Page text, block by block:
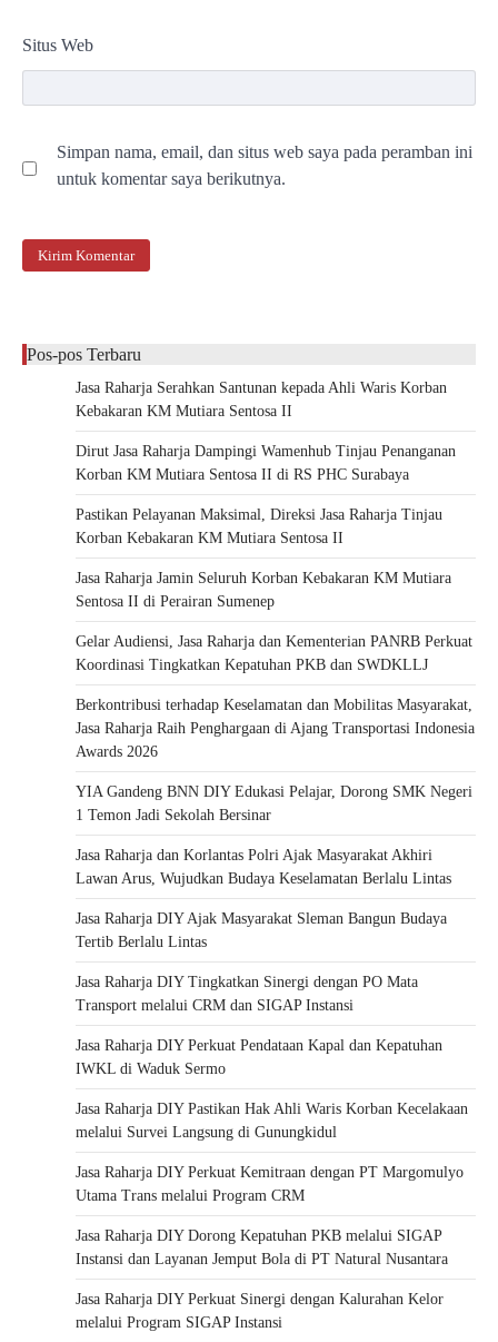
Situs Web
Simpan nama, email, dan situs web saya pada peramban ini
untuk komentar saya berikutnya.
Pos-pos Terbaru
Jasa Raharja Serahkan Santunan kepada Ahli Waris Korban
Kebakaran KM Mutiara Sentosa II
Dirut Jasa Raharja Dampingi Wamenhub Tinjau Penanganan
Korban KM Mutiara Sentosa II di RS PHC Surabaya
Pastikan Pelayanan Maksimal, Direksi Jasa Raharja Tinjau
Korban Kebakaran KM Mutiara Sentosa II
Jasa Raharja Jamin Seluruh Korban Kebakaran KM Mutiara
Sentosa II di Perairan Sumenep
Gelar Audiensi, Jasa Raharja dan Kementerian PANRB Perkuat
Koordinasi Tingkatkan Kepatuhan PKB dan SWDKLLJ
Berkontribusi terhadap Keselamatan dan Mobilitas Masyarakat,
Jasa Raharja Raih Penghargaan di Ajang Transportasi Indonesia
Awards 2026
YIA Gandeng BNN DIY Edukasi Pelajar, Dorong SMK Negeri
1 Temon Jadi Sekolah Bersinar
Jasa Raharja dan Korlantas Polri Ajak Masyarakat Akhiri
Lawan Arus, Wujudkan Budaya Keselamatan Berlalu Lintas
Jasa Raharja DIY Ajak Masyarakat Sleman Bangun Budaya
Tertib Berlalu Lintas
Jasa Raharja DIY Tingkatkan Sinergi dengan PO Mata
Transport melalui CRM dan SIGAP Instansi
Jasa Raharja DIY Perkuat Pendataan Kapal dan Kepatuhan
IWKL di Waduk Sermo
Jasa Raharja DIY Pastikan Hak Ahli Waris Korban Kecelakaan
melalui Survei Langsung di Gunungkidul
Jasa Raharja DIY Perkuat Kemitraan dengan PT Margomulyo
Utama Trans melalui Program CRM
Jasa Raharja DIY Dorong Kepatuhan PKB melalui SIGAP
Instansi dan Layanan Jemput Bola di PT Natural Nusantara
Jasa Raharja DIY Perkuat Sinergi dengan Kalurahan Kelor
melalui Program SIGAP Instansi